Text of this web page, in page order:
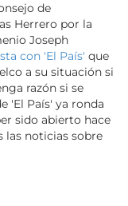
de
Herrero por la
Joseph
con 'El País' que
a su situación si
razón si se
'El País' ya ronda
sido abierto hace
las noticias sobre